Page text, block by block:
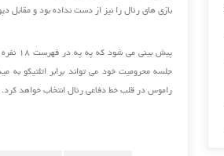
بازی های رئال را نیز از دست نداده بود و مقابل دپورتیوو، خیخون و
پیش
جلسه محرومیت خود می تواند برابر اتلتیکو به
راموس در قلب خط دفاعی رئال انتخاب خواهد کرد.